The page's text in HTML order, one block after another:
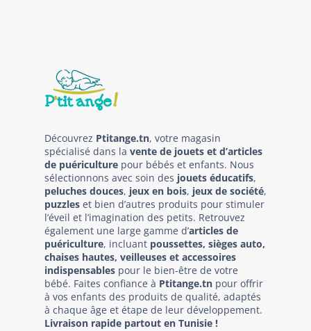
Découvrez Ptitange.tn, votre magasin
spécialisé dans la vente de jouets et d’articles
de puériculture pour bébés et enfants. Nous
sélectionnons avec soin des jouets éducatifs,
peluches douces, jeux en bois, jeux de société,
puzzles et bien d’autres produits pour stimuler
l’éveil et l’imagination des petits. Retrouvez
également une large gamme d’articles de
puériculture, incluant poussettes, sièges auto,
chaises hautes, veilleuses et accessoires
indispensables pour le bien-être de votre
bébé. Faites confiance à Ptitange.tn pour offrir
à vos enfants des produits de qualité, adaptés
à chaque âge et étape de leur développement.
Livraison rapide partout en Tunisie !